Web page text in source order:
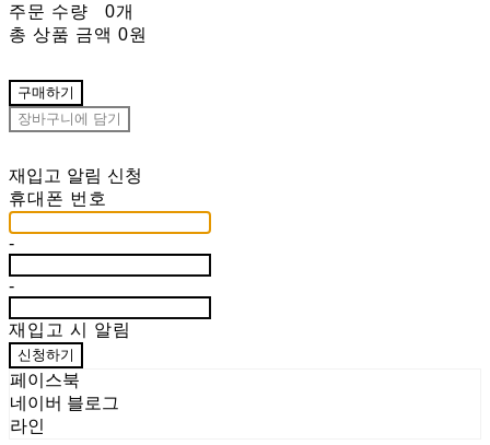
주문 수량
0개
총 상품 금액 0원
구매하기
장바구니에 담기
재입고 알림 신청
휴대폰 번호
-
-
재입고 시 알림
신청하기
페이스북
네이버 블로그
라인